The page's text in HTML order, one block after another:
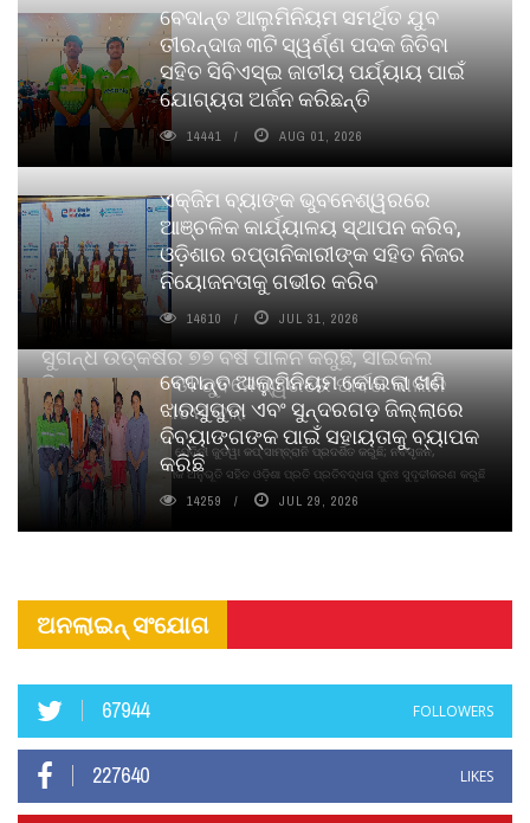
ସୁଗନ୍ଧ ଉତ୍କର୍ଷର ୭୭ ବର୍ଷ ପାଳନ କରୁଛି, ସାଇକଲ
ପିୟୋର୍‌ ଅଗରବତୀ ଭୁବନେଶ୍ୱରରେ ପାର୍ବଣ କାଳୀନ
ନବସୃଜନ ଉନ୍ମୋଚନ କଲା
ବାଉଁଶ ବିହୀନ କଠିନ ଧୂପ ଏବଂ ମେଦିନୀ ଜୁଡୱା କପ୍‌ ସାମ୍ବ୍ରାନି ପ୍ରଦର୍ଶିତ କରୁଛି; ନବସୃଜନ,
ଦୀର୍ଘସ୍ଥାୟିତା ଏବଂ ଆଧ୍ୟାତ୍ମିକ ଅନୁଭୂତି ସହିତ ଓଡ଼ିଶା ପ୍ରତି ପ୍ରତିବଦ୍ଧତା ପୁନଃ ସୁଦୃଢୀକରଣ କରୁଛି
ବେଦାନ୍ତ ଆଲୁମିନିୟମ ସମର୍ଥିତ ଯୁବ
ତୀରନ୍ଦାଜ ୩ଟି ସ୍ୱର୍ଣ୍ଣ ପଦକ ଜିତିବା
ସହିତ ସିବିଏସ୍ଇ ଜାତୀୟ ପର୍ଯ୍ୟାୟ ପାଇଁ
ଯୋଗ୍ୟତା ଅର୍ଜନ କରିଛନ୍ତି
14441 AUG 01, 2026
ଏକ୍ଜିମ ବ୍ୟାଙ୍କ ଭୁବନେଶ୍ୱରରେ
ଆଞ୍ଚଳିକ କାର୍ଯ୍ୟାଳୟ ସ୍ଥାପନ କରିବ,
ଓଡ଼ିଶାର ରପ୍ତାନିକାରୀଙ୍କ ସହିତ ନିଜର
ନିୟୋଜନତାକୁ ଗଭୀର କରିବ
14610 JUL 31, 2026
ବେଦାନ୍ତ ଆଲୁମିନିୟମ କୋଇଲା ଖଣି
ଝାରସୁଗୁଡା ଏବଂ ସୁନ୍ଦରଗଡ଼ ଜିଲ୍ଲାରେ
ଦିବ୍ୟାଙ୍ଗଙ୍କ ପାଇଁ ସହାୟତାକୁ ବ୍ୟାପକ
କରିଛି
14259 JUL 29, 2026
ଅନଲାଇନ୍ ସଂଯୋଗ
67944 FOLLOWERS
227640 LIKES